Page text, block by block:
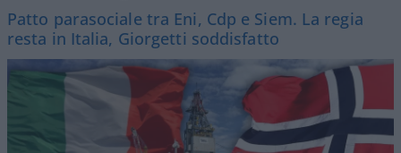
Patto parasociale tra Eni, Cdp e Siem. La regia
resta in Italia, Giorgetti soddisfatto